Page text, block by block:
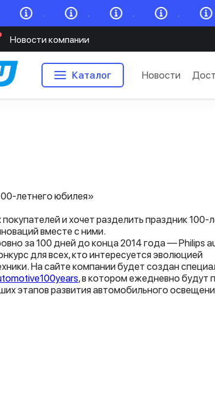
Новости компании
Каталог Новости
летнего юбилея»
покупателей и хочет разделить праздник 100-
вместе с ними.
за 100 дней до конца 2014 года — Philips
для всех, кто интересуется эволюцией
На сайте компании будет создан
, в котором ежедневно будут
этапов развития автомобильного